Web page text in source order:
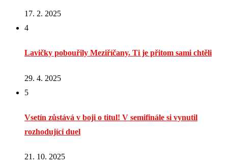
17. 2. 2025
4
Lavičky pobouřily Meziříčany. Ti je přitom sami chtěli
29. 4. 2025
5
Vsetín zůstává v boji o titul! V semifinále si vynutil
rozhodující duel
21. 10. 2025